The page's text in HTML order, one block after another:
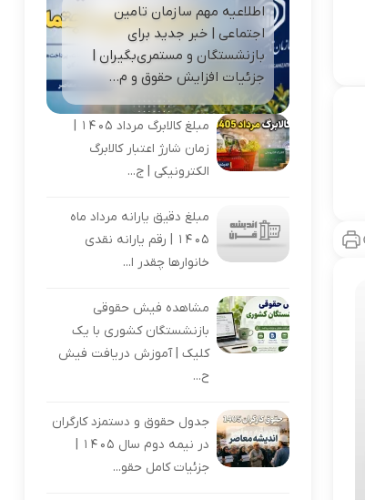
اطلاعیه مهم سازمان تامین
اجتماعی | خبر جدید برای
بازنشستگان و مستمری‌بگیران |
جزئیات افزایش حقوق و م...
مبلغ کالابرگ مرداد 1405 |
زمان شارژ اعتبار کالابرگ
الکترونیکی | ج...
مبلغ دقیق یارانه مرداد ماه
1405 | رقم یارانه نقدی
خانوارها چقدر ا...
مشاهده فیش حقوقی
بازنشستگان کشوری با یک
کلیک | آموزش دریافت فیش
ح...
جدول حقوق و دستمزد کارگران
در نیمه دوم سال 1405 |
جزئیات کامل حقو...